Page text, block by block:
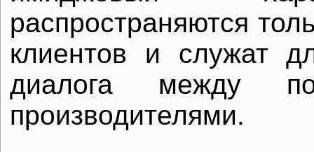
распространяются
клиентов и служат
диалога между
производителями.